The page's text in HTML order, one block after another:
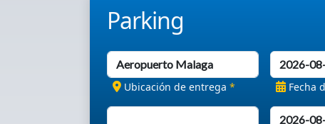
Parking
Ubicación de entrega * Fecha